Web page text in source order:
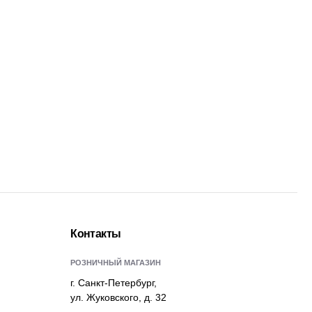
Контакты
РОЗНИЧНЫЙ МАГАЗИН
г. Санкт-Петербург,
ул. Жуковского, д. 32